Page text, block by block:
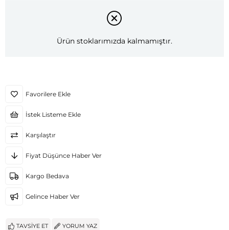
Ürün stoklarımızda kalmamıştır.
Favorilere Ekle
İstek Listeme Ekle
Karşılaştır
Fiyat Düşünce Haber Ver
Kargo Bedava
Gelince Haber Ver
TAVSIYE ET YORUM YAZ